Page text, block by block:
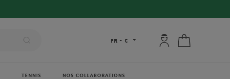
FR - € Mon compte : se
TENNIS NOS COLLABORATIONS